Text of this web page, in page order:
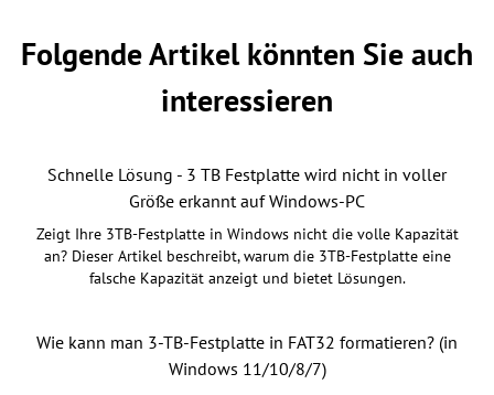
Folgende Artikel könnten Sie auch
interessieren
Schnelle Lösung - 3 TB Festplatte wird nicht in voller
Größe erkannt auf Windows-PC
Zeigt Ihre 3TB-Festplatte in Windows nicht die volle Kapazität
an? Dieser Artikel beschreibt, warum die 3TB-Festplatte eine
falsche Kapazität anzeigt und bietet Lösungen.
Wie kann man 3-TB-Festplatte in FAT32 formatieren? (in
Windows 11/10/8/7)